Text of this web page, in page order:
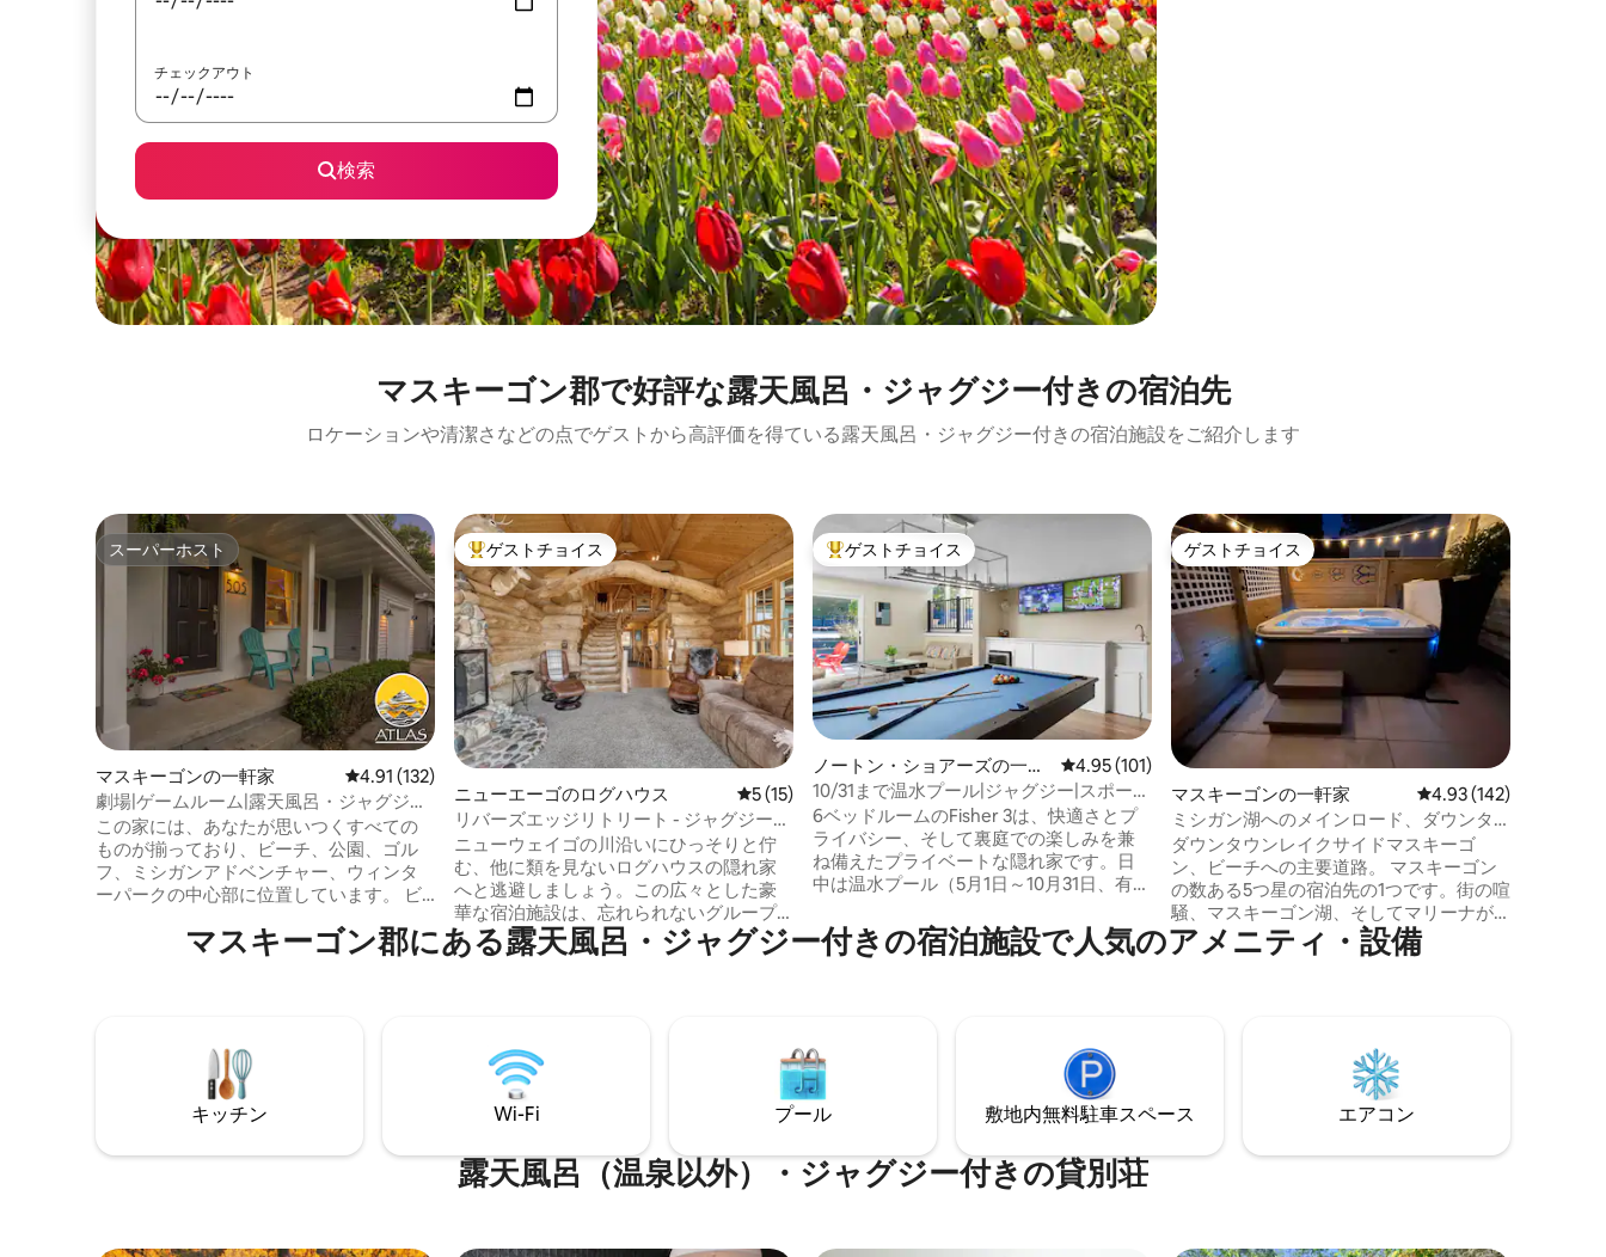
チェックアウト
検索
マスキーゴン郡で好評な露天風呂・ジャグジー付きの宿泊先
ロケーションや清潔さなどの点でゲストから高評価を得ている露天風呂・ジャグジー付きの宿泊施設をご紹介します
スーパーホスト
スーパーホスト
マスキーゴンの一軒家 レビュー132件、5つ星中4.91つ星の平均評価
4.91 (132)
劇場|ゲームルーム|露天風呂・ジャグジー|
5寝室 みんなで楽しめる！
この家には、あなたが思いつくすべての
ものが揃っており、ビーチ、公園、ゴル
フ、ミシガンアドベンチャー、ウィンタ
ーパークの中心部に位置しています。 ビ
ッフルボードテーブルとボウリング ✅ コ
ーンホール＆スパイクボール ✅ ダーツ ✅
ル、クーラー）✅ 2つのビーチまで15分、
ミシガンアドベンチャーまで10分、グラ
ンドヘイブンまで15分、ルディントンまで
55分、グランドラピッズまで35分。
大好評のゲストチョイスです。
ゲストチョイス
ニューエーゴのログハウス レビュー15件、5つ星中5つ星の平均評価
5 (15)
リバーズエッジリトリート - ジャグジー、
ゲームルーム、リバーフロント
ニューウェイゴの川沿いにひっそりと佇
む、他に類を見ないログハウスの隠れ家
へと逃避しましょう。この広々とした豪
華な宿泊施設は、忘れられないグループ
滞在のために設計されており、設備の整
ったフルキッチンが2つ、充実した設備を
めます。自然に囲まれ、近くに隣人がい
ないため、完全なプライバシーが確保さ
れ、息をのむような景色を楽しめます。
リラックスし、つながりを深め、元気を
回復するのに最適な環境です。最大15名様
まで快適に宿泊可能なこのキャビンは、
素朴な魅力と洗練された快適さを兼ね備
大好評のゲストチョイスです。
ゲストチョイス
ノートン・ショアーズの一軒
家
レビュー101件、5つ星中4.95つ星の平均評価
4.95 (101)
10/31まで温水プール|ジャグジー|スポーツ
バー
6ベッドルームのFisher 3は、快適さとプ
ライバシー、そして裏庭での楽しみを兼
ね備えたプライベートな隠れ家です。日
中は温水プール（5月1日～10月31日、有
人用のホットタブでゆっくり過ごしまし
ょう。屋内には、スポーツバースタイル
まで遊んだりするのに最適です。プロ仕
様のキッチン、高級寝具、最大14人まで
収容できるスペースで、グループでの滞
在も楽々。ミシガン湖、ミシガンアドベ
で数分です。
ゲストチョイス
ゲストチョイス
マスキーゴンの一軒家 レビュー142件、5つ
4.93 (142)
ミシガン湖へのメインロード、ダウンタ
ウンレイクサイドマスキーゴン
ダウンタウンレイクサイドマスキーゴ
ン、ビーチへの主要道路。 マスキーゴン
の数ある5つ星の宿泊先の1つです。街の喧
騒、マスキーゴン湖、そしてマリーナが
すぐそばの湖畔のダウンタウンにありま
す。ミルウォーキーフェリーまで徒歩で
やカヤックをご利用ください。 バー、ド
ーナツショップ、レストラン、蒸留所、
ピザ、ショップまで徒歩で行けます。天
候により、湯船が閉鎖される場合があり
ます。 当社にご確認ください。ここでは
クレジットカードのセキュリティ保持が
マスキーゴン郡にある露天風呂・ジャグジー付きの宿泊施設で人気のアメニティ・設備
キッチン Wi-Fi プール 敷地内無料駐⁠車ス⁠ペ⁠ー⁠ス エアコン
露天風呂（温泉以外）・ジャグジー付きの貸別荘